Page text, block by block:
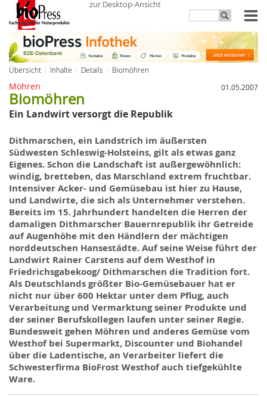
zur Desktop-Ansicht
Übersicht Inhalte Details Biomöhren
Möhren 01.05.2007
Biomöhren
Ein Landwirt versorgt die Republik
Dithmarschen, ein Landstrich im äußersten
Südwesten Schleswig-Holsteins, gilt als etwas ganz
Eigenes. Schon die Landschaft ist außergewöhnlich:
windig, bretteben, das Marschland extrem fruchtbar.
Intensiver Acker- und Gemüsebau ist hier zu Hause,
und Landwirte, die sich als Unternehmer verstehen.
Bereits im 15. Jahrhundert handelten die Herren der
damaligen Dithmarscher Bauernrepublik ihr Getreide
auf Augenhöhe mit den Händlern der mächtigen
norddeutschen Hansestädte. Auf seine Weise führt der
Landwirt Rainer Carstens auf dem Westhof in
Friedrichsgabekoog/ Dithmarschen die Tradition fort.
Als Deutschlands größter Bio-Gemüsebauer hat er
nicht nur über 600 Hektar unter dem Pflug, auch
Verarbeitung und Vermarktung seiner Produkte und
der seiner Berufskollegen laufen unter seiner Regie.
Bundesweit gehen Möhren und anderes Gemüse vom
Westhof bei Supermarkt, Discounter und Biohandel
über die Ladentische, an Verarbeiter liefert die
Schwesterfirma BioFrost Westhof auch tiefgekühlte
Ware.